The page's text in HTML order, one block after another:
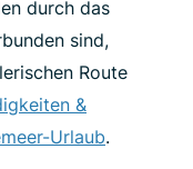
durch das
sind,
Route
&
Urlaub.